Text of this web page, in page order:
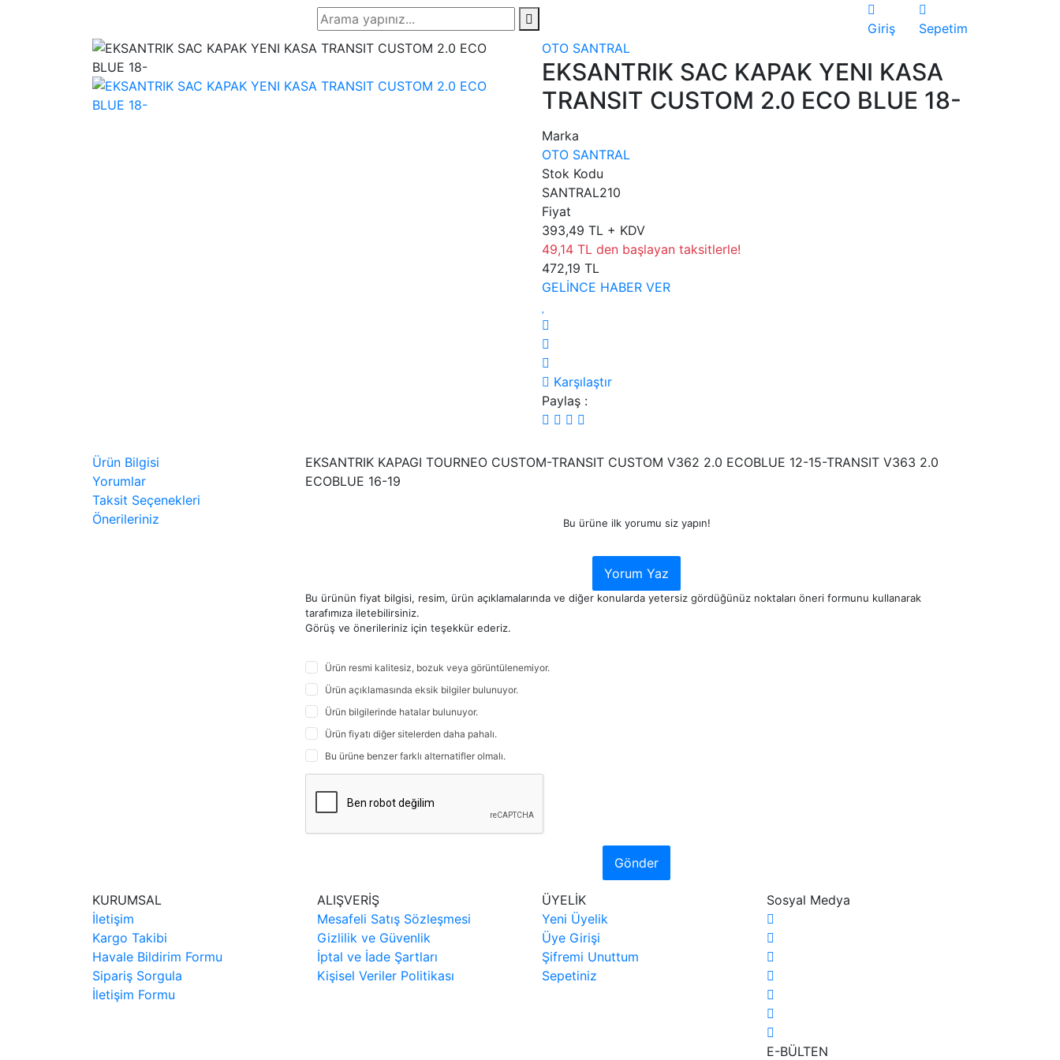
Giriş
Sepetim
OTO SANTRAL
EKSANTRIK SAC KAPAK YENI KASA
TRANSIT CUSTOM 2.0 ECO BLUE 18-
Marka
OTO SANTRAL
Stok Kodu
SANTRAL210
Fiyat
393,49 TL + KDV
49,14 TL den başlayan taksitlerle!
472,19 TL
GELİNCE HABER VER
Karşılaştır
Paylaş :
Ürün Bilgisi
Yorumlar
Taksit Seçenekleri
Önerileriniz
EKSANTRIK KAPAGI TOURNEO CUSTOM-TRANSIT CUSTOM V362 2.0 ECOBLUE 12-15-TRANSIT V363 2.0
ECOBLUE 16-19
Bu ürüne ilk yorumu siz yapın!
Yorum Yaz
Bu ürünün fiyat bilgisi, resim, ürün açıklamalarında ve diğer konularda yetersiz gördüğünüz noktaları öneri formunu kullanarak
tarafımıza iletebilirsiniz.
Görüş ve önerileriniz için teşekkür ederiz.
Ürün resmi kalitesiz, bozuk veya görüntülenemiyor.
Ürün açıklamasında eksik bilgiler bulunuyor.
Ürün bilgilerinde hatalar bulunuyor.
Ürün fiyatı diğer sitelerden daha pahalı.
Bu ürüne benzer farklı alternatifler olmalı.
Gönder
KURUMSAL
İletişim
Kargo Takibi
Havale Bildirim Formu
Sipariş Sorgula
İletişim Formu
ALIŞVERİŞ
Mesafeli Satış Sözleşmesi
Gizlilik ve Güvenlik
İptal ve İade Şartları
Kişisel Veriler Politikası
ÜYELİK
Yeni Üyelik
Üye Girişi
Şifremi Unuttum
Sepetiniz
Sosyal Medya
E-BÜLTEN